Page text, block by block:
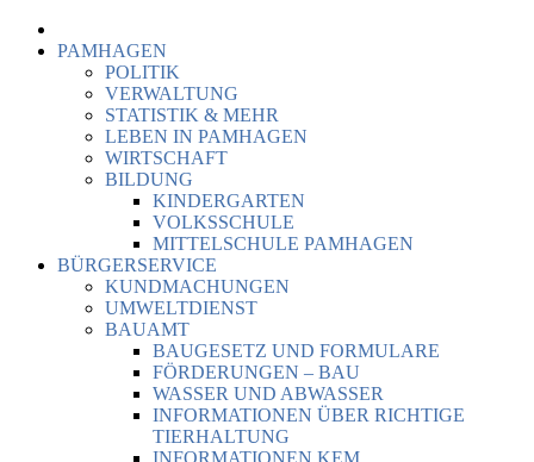
PAMHAGEN
POLITIK
VERWALTUNG
STATISTIK & MEHR
LEBEN IN PAMHAGEN
WIRTSCHAFT
BILDUNG
KINDERGARTEN
VOLKSSCHULE
MITTELSCHULE PAMHAGEN
BÜRGERSERVICE
KUNDMACHUNGEN
UMWELTDIENST
BAUAMT
BAUGESETZ UND FORMULARE
FÖRDERUNGEN – BAU
WASSER UND ABWASSER
INFORMATIONEN ÜBER RICHTIGE
TIERHALTUNG
INFORMATIONEN KEM